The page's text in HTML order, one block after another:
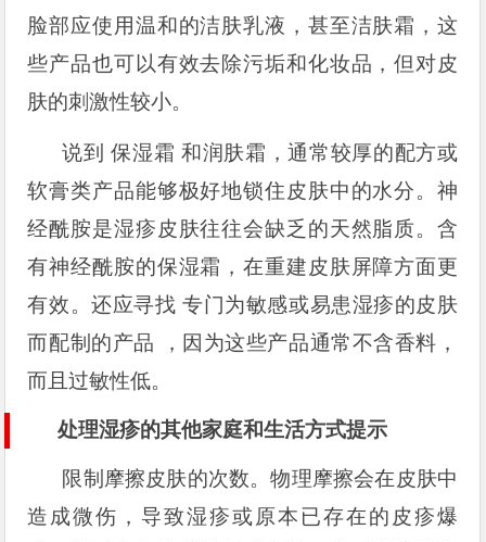
脸部应使用温和的洁肤乳液，甚至洁肤霜，这
些产品也可以有效去除污垢和化妆品，但对皮
肤的刺激性较小。
说到 保湿霜 和润肤霜，通常较厚的配方或
软膏类产品能够极好地锁住皮肤中的水分。神
经酰胺是湿疹皮肤往往会缺乏的天然脂质。含
有神经酰胺的保湿霜，在重建皮肤屏障方面更
有效。还应寻找 专门为敏感或易患湿疹的皮肤
而配制的产品 ，因为这些产品通常不含香料，
而且过敏性低。
处理湿疹的其他家庭和生活方式提示
限制摩擦皮肤的次数。物理摩擦会在皮肤中
造成微伤，导致湿疹或原本已存在的皮疹爆